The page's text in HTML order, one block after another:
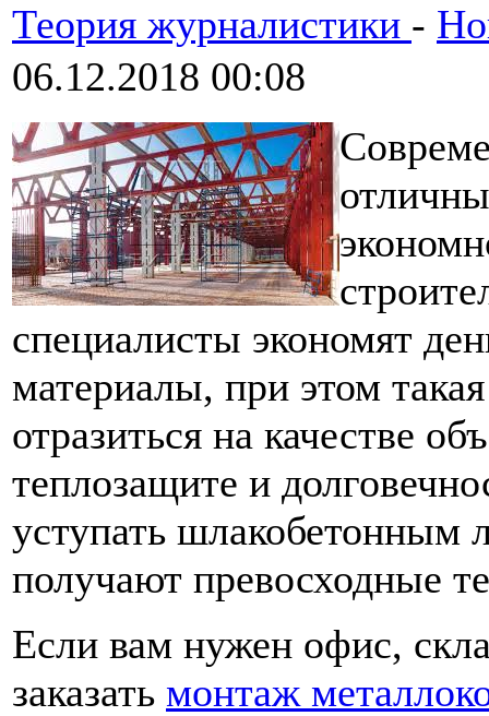
Теория журналистики -
06.12.2018 00:08
специалисты экономят
материалы, при этом
отразиться на качестве
теплозащите и
уступать шлакобетонным
получают превосходные
Если вам нужен офис,
заказать монтаж